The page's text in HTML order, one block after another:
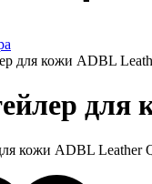
для кожи ADBL
для